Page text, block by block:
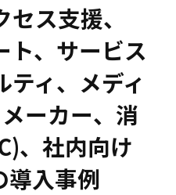
ス支援、
ト、サービス
ティ、メディ
ーカー、消
、社内向け
導入事例